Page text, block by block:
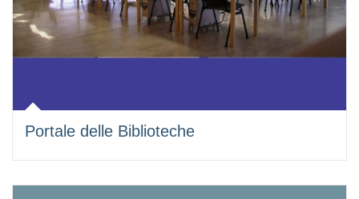
Portale delle Biblioteche